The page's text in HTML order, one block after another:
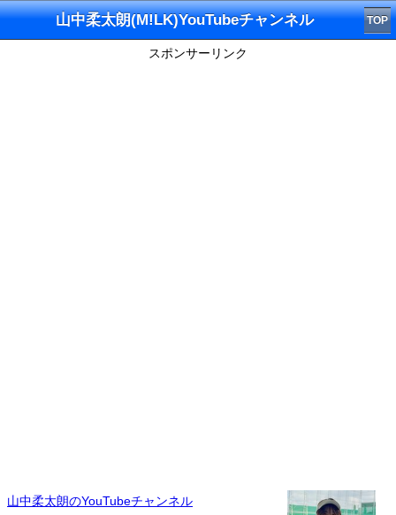
山中柔太朗(M!LK)YouTubeチャンネル TOP
スポンサーリンク
山中柔太朗のYouTubeチャンネル